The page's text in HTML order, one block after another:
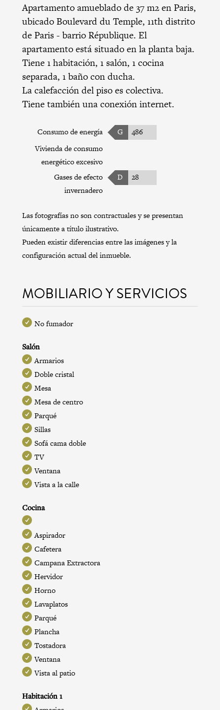
Apartamento amueblado de 37 m2 en Paris,
ubicado Boulevard du Temple, 11th distrito
de Paris- barrio République. El
apartamento está situado en la planta baja.
Tiene 1 habitación, 1 salón, 1 cocina
separada, 1 baño con ducha.
La calefacción del piso es colectiva.
Tiene también una conexión internet.
Consumo de energía G
486
Vivienda de consumo
energético excesivo
Gases de efecto
invernadero
D 28
Las fotografías no son contractuales y se presentan
únicamente a título ilustrativo.
Pueden existir diferencias entre las imágenes y la
configuración actual del inmueble.
MOBILIARIO Y SERVICIOS
No fumador
Salón
Armarios
Doble cristal
Mesa
Mesa de centro
Parqué
Sillas
Sofá cama doble
TV
Ventana
Vista a la calle
Cocina
Aspirador
Cafetera
Campana Extractora
Hervidor
Horno
Lavaplatos
Parqué
Plancha
Tostadora
Ventana
Vista al patio
Habitación 1